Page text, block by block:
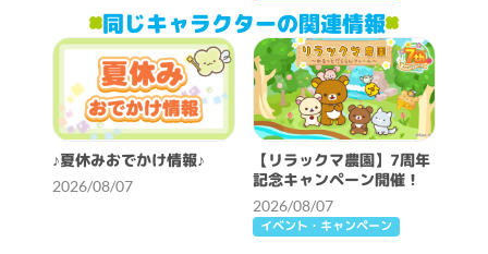
同じキャラクターの関連情報
♪夏休みおでかけ情報♪
2026/08/07
【リラックマ農園】7周年
記念キャンペーン開催！
2026/08/07
イベント・キャンペーン